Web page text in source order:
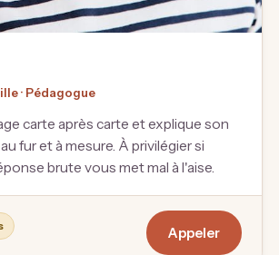
· Pédagogue
carte après carte et explique son
fur et à mesure. À privilégier si
brute vous met mal à l'aise.
Appeler